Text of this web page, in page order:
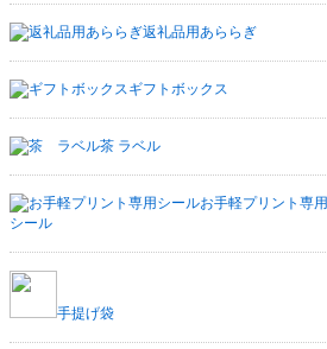
返礼品用あららぎ
ギフトボックス
茶 ラベル
お手軽プリント専用
シール
手提げ袋